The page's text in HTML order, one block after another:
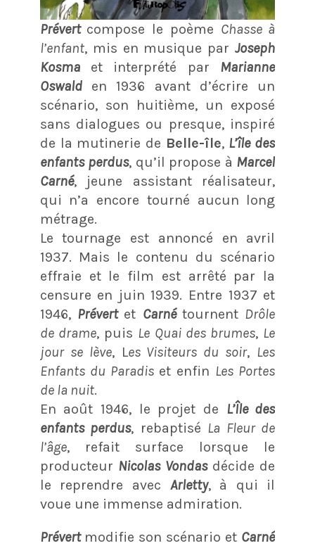
Prévert compose le poème Chasse à
l’enfant, mis en musique parJoseph
Kosmaet interprété par Marianne
Oswalden 1936 avant d’écrire un
scénario, son huitième, un exposé
sans dialogues ou presque, inspiré
de la mutinerie de Belle-île, L’île des
enfants perdus, qu’il propose à Marcel
Carné, jeune assistant réalisateur,
qui n’a encore tourné aucun long
métrage.
Le tournage est annoncé en avril
1937. Mais le contenu du scénario
effraie et le film est arrêté par la
censure en juin 1939. Entre 1937 et
1946, Prévert et Carné tournent Drôle
de drame, puis Le Quai des brumes, Le
jour se lève, Les Visiteurs du soir, Les
Enfants du Paradiset enfin Les Portes
de la nuit.
En août 1946, le projet de L’Île des
enfants perdus, rebaptisé La Fleur de
l’âge, refait surface lorsque le
producteur Nicolas Vondas décide de
le reprendre avec Arletty, à qui il
voue une immense admiration.
Prévert modifie son scénario et Carné